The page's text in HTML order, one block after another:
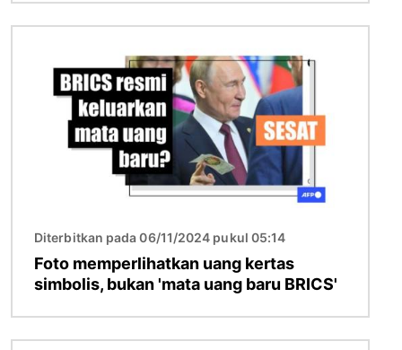
Diterbitkan pada 06/11/2024 pukul 05:14
Foto memperlihatkan uang kertas
simbolis, bukan 'mata uang baru BRICS'